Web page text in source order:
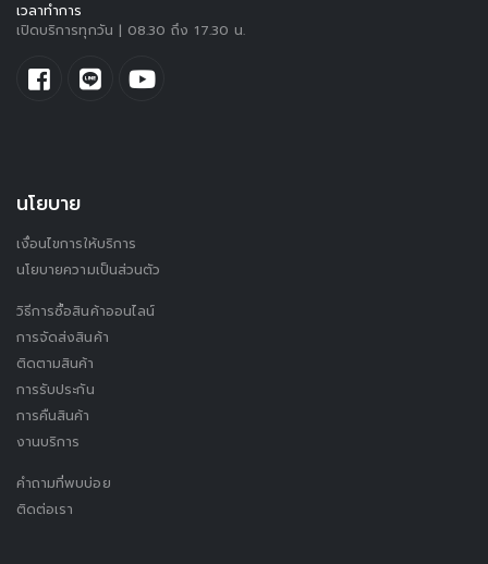
เวลาทำการ
เปิดบริการทุกวัน | 08.30 ถึง 17.30 น.
นโยบาย
เงื่อนไขการให้บริการ
นโยบายความเป็นส่วนตัว
วิธีการซื้อสินค้าออนไลน์
การจัดส่งสินค้า
ติดตามสินค้า
การรับประกัน
การคืนสินค้า
งานบริการ
คำถามที่พบบ่อย
ติดต่อเรา